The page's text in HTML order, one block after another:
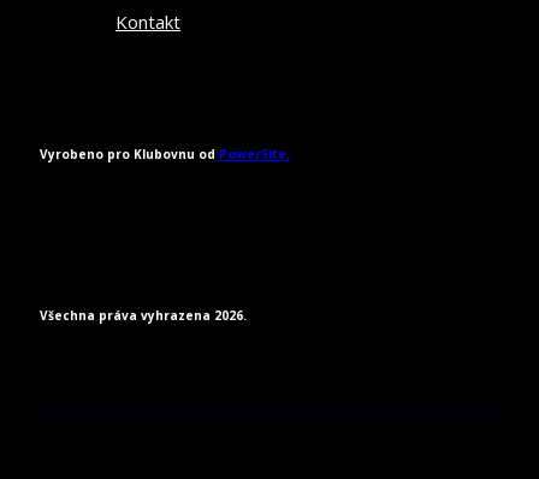
Kontakt
Vyrobeno pro Klubovnu od PowerSite.
Všechna práva vyhrazena 2026.